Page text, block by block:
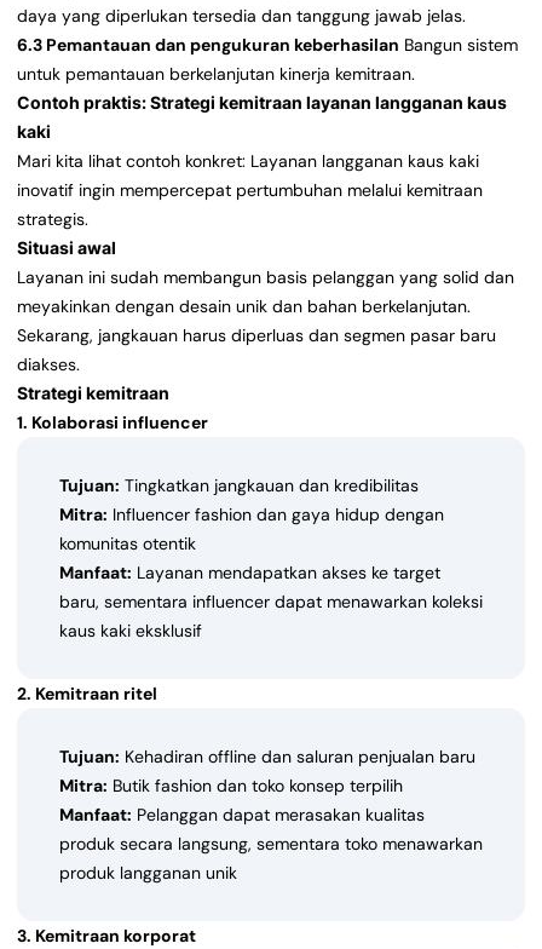
daya yang diperlukan tersedia dan tanggung jawab jelas.
6.3 Pemantauan dan pengukuran keberhasilan Bangun sistem
untuk pemantauan berkelanjutan kinerja kemitraan.
Contoh praktis: Strategi kemitraan layanan langganan kaus
kaki
Mari kita lihat contoh konkret: Layanan langganan kaus kaki
inovatif ingin mempercepat pertumbuhan melalui kemitraan
strategis.
Situasi awal
Layanan ini sudah membangun basis pelanggan yang solid dan
meyakinkan dengan desain unik dan bahan berkelanjutan.
Sekarang, jangkauan harus diperluas dan segmen pasar baru
diakses.
Strategi kemitraan
1. Kolaborasi influencer
Tujuan: Tingkatkan jangkauan dan kredibilitas
Mitra: Influencer fashion dan gaya hidup dengan
komunitas otentik
Manfaat: Layanan mendapatkan akses ke target
baru, sementara influencer dapat menawarkan koleksi
kaus kaki eksklusif
2. Kemitraan ritel
Tujuan: Kehadiran offline dan saluran penjualan baru
Mitra: Butik fashion dan toko konsep terpilih
Manfaat: Pelanggan dapat merasakan kualitas
produk secara langsung, sementara toko menawarkan
produk langganan unik
3. Kemitraan korporat